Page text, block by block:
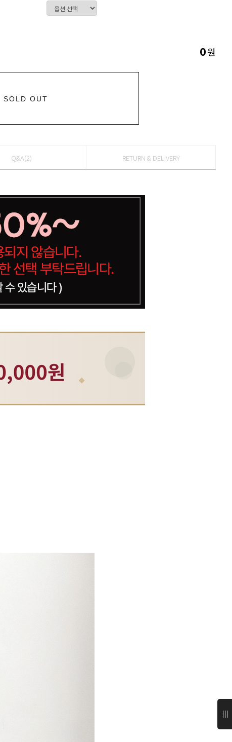
0원
SOLD OUT
Q&A(2) RETURN & DELIVERY